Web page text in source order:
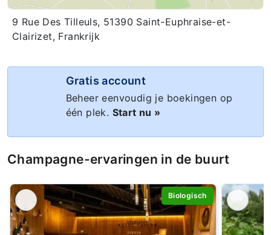
9 Rue Des Tilleuls, 51390 Saint-Euphraise-et-
Clairizet, Frankrijk
Gratis account
Beheer eenvoudig je boekingen op
één plek. Start nu »
Champagne-ervaringen in de buurt
Biologisch